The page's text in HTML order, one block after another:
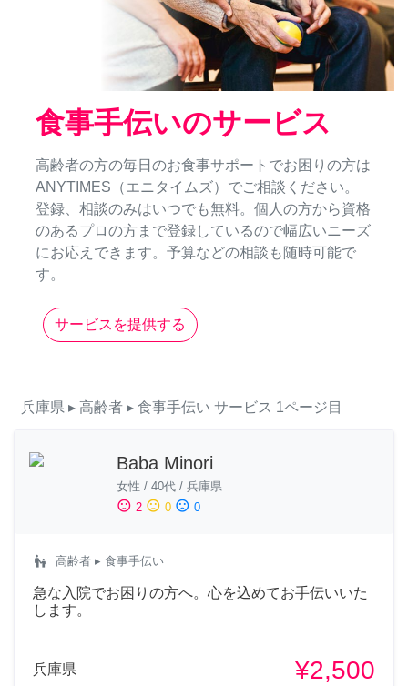
食事手伝いのサービス
高齢者の方の毎日のお食事サポートでお困りの方は
ANYTIMES（エニタイムズ）でご相談ください。
登録、相談のみはいつでも無料。個人の方から資格
のあるプロの方まで登録しているので幅広いニーズ
にお応えできます。予算などの相談も随時可能で
す。
サービスを提供する
兵庫県 ▸ 高齢者 ▸ 食事手伝い サービス 1ページ目
Baba Minori
女性 / 40代 / 兵庫県
sentiment_satisfied 2 sentiment_neutral 0 sentiment_dissatisfied 0
escalator_warning 高齢者 ▸ 食事手伝い
急な入院でお困りの方へ。心を込めてお手伝いいた
します。
兵庫県 ¥2,500